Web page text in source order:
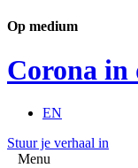
Op medium
Corona in
EN
Stuur je verhaal in
Menu